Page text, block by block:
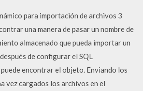
para importación de archivos 3
una manera de pasar un nombre de
almacenado que pueda importar un
de configurar el SQL
encontrar el objeto. Enviando los
vez cargados los archivos en el